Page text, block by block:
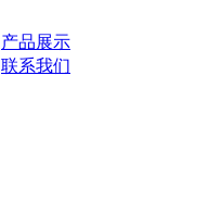
产品展示
联系我们